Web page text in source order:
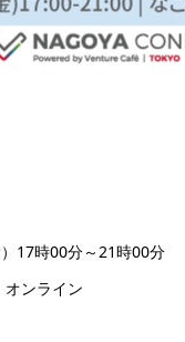
17時00分～21時00分
ンライン